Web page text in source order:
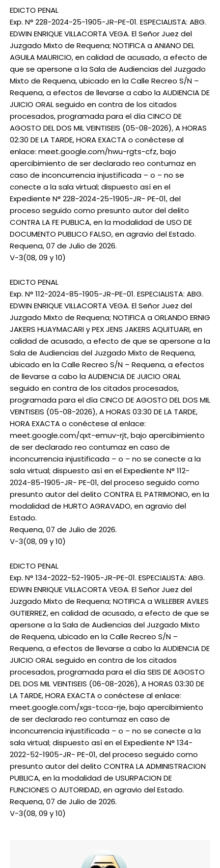
EDICTO PENAL
Exp. N° 228-2024-25-1905-JR-PE-01. ESPECIALISTA: ABG.
EDWIN ENRIQUE VILLACORTA VEGA. El Señor Juez del
Juzgado Mixto de Requena; NOTIFICA a ANIANO DEL
AGUILA MAURICIO, en calidad de acusado, a efecto de
que se apersone a la Sala de Audiencias del Juzgado
Mixto de Requena, ubicado en la Calle Recreo S/N –
Requena, a efectos de llevarse a cabo la AUDIENCIA DE
JUICIO ORAL seguido en contra de los citados
procesados, programada para el día CINCO DE
AGOSTO DEL DOS MIL VEINTISEIS (05-08-2026), A HORAS
02:30 DE LA TARDE, HORA EXACTA o conéctese al
enlace: meet.google.com/hwu-rgts-cfz, bajo
apercibimiento de ser declarado reo contumaz en
caso de inconcurrencia injustificada – o – no se
conecte a la sala virtual; dispuesto así en el
Expediente N° 228-2024-25-1905-JR- PE-01, del
proceso seguido como presunto autor del delito
CONTRA LA FE PUBLICA, en la modalidad de USO DE
DOCUMENTO PUBLICO FALSO, en agravio del Estado.
Requena, 07 de Julio de 2026.
V-3(08, 09 y 10)
EDICTO PENAL
Exp. N° 112-2024-85-1905-JR-PE-01. ESPECIALISTA: ABG.
EDWIN ENRIQUE VILLACORTA VEGA. El Señor Juez del
Juzgado Mixto de Requena; NOTIFICA a ORLANDO ERNIG
JAKERS HUAYMACARI y PEX JENS JAKERS AQUITUARI, en
calidad de acusado, a efecto de que se apersone a la
Sala de Audiencias del Juzgado Mixto de Requena,
ubicado en la Calle Recreo S/N – Requena, a efectos
de llevarse a cabo la AUDIENCIA DE JUICIO ORAL
seguido en contra de los citados procesados,
programada para el día CINCO DE AGOSTO DEL DOS MIL
VEINTISEIS (05-08-2026), A HORAS 03:30 DE LA TARDE,
HORA EXACTA o conéctese al enlace:
meet.google.com/qxt-emuv-rjt, bajo apercibimiento
de ser declarado reo contumaz en caso de
inconcurrencia injustificada – o – no se conecte a la
sala virtual; dispuesto así en el Expediente N° 112-
2024-85-1905-JR- PE-01, del proceso seguido como
presunto autor del delito CONTRA EL PATRIMONIO, en la
modalidad de HURTO AGRAVADO, en agravio del
Estado.
Requena, 07 de Julio de 2026.
V-3(08, 09 y 10)
EDICTO PENAL
Exp. N° 134-2022-52-1905-JR-PE-01. ESPECIALISTA: ABG.
EDWIN ENRIQUE VILLACORTA VEGA. El Señor Juez del
Juzgado Mixto de Requena; NOTIFICA a WILLEBER AVILES
GUTIERREZ, en calidad de acusado, a efecto de que se
apersone a la Sala de Audiencias del Juzgado Mixto
de Requena, ubicado en la Calle Recreo S/N –
Requena, a efectos de llevarse a cabo la AUDIENCIA DE
JUICIO ORAL seguido en contra de los citados
procesados, programada para el día SEIS DE AGOSTO
DEL DOS MIL VEINTISEIS (06-08-2026), A HORAS 03:30 DE
LA TARDE, HORA EXACTA o conéctese al enlace:
meet.google.com/xgs-tcca-rje, bajo apercibimiento
de ser declarado reo contumaz en caso de
inconcurrencia injustificada – o – no se conecte a la
sala virtual; dispuesto así en el Expediente N° 134-
2022-52-1905-JR- PE-01, del proceso seguido como
presunto autor del delito CONTRA LA ADMINISTRACION
PUBLICA, en la modalidad de USURPACION DE
FUNCIONES O AUTORIDAD, en agravio del Estado.
Requena, 07 de Julio de 2026.
V-3(08, 09 y 10)